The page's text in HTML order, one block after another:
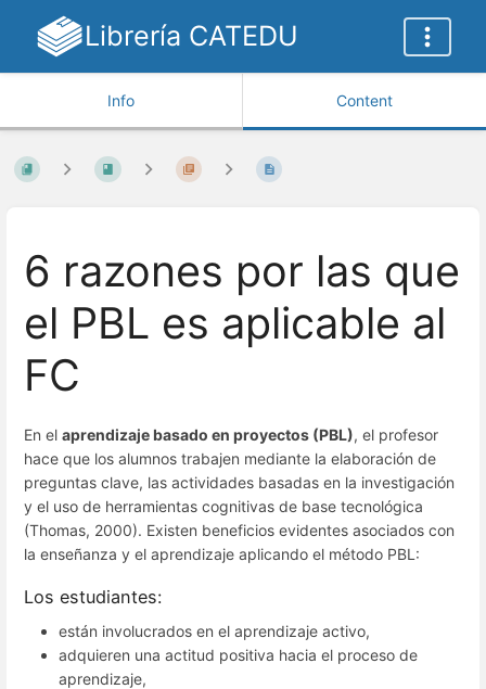
Librería CATEDU
Info Content
6 razones por las que
el PBL es aplicable al
FC
En el aprendizaje basado en proyectos (PBL), el profesor
hace que los alumnos trabajen mediante la elaboración de
preguntas clave, las actividades basadas en la investigación
y el uso de herramientas cognitivas de base tecnológica
(Thomas, 2000). Existen beneficios evidentes asociados con
la enseñanza y el aprendizaje aplicando el método PBL:
Los estudiantes:
están involucrados en el aprendizaje activo,
adquieren una actitud positiva hacia el proceso de
aprendizaje,